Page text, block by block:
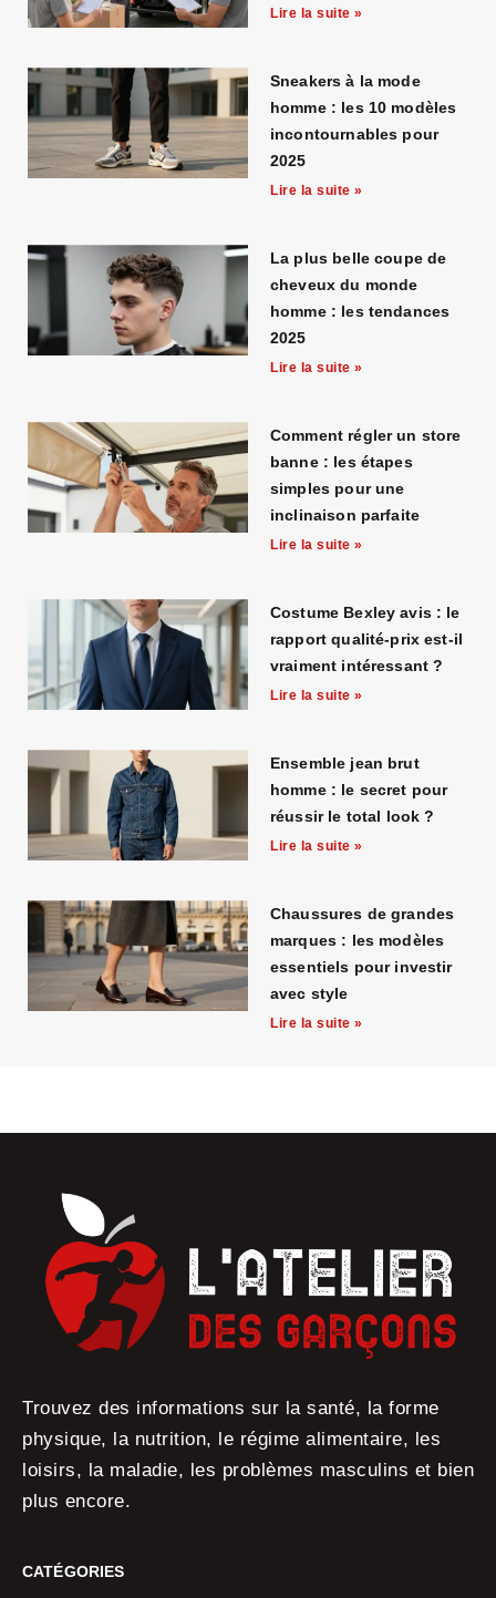
Lire la suite »
Sneakers à la mode
homme : les 10 modèles
incontournables pour
2025
Lire la suite »
La plus belle coupe de
cheveux du monde
homme : les tendances
2025
Lire la suite »
Comment régler un store
banne : les étapes
simples pour une
inclinaison parfaite
Lire la suite »
Costume Bexley avis : le
rapport qualité-prix est-il
vraiment intéressant ?
Lire la suite »
Ensemble jean brut
homme : le secret pour
réussir le total look ?
Lire la suite »
Chaussures de grandes
marques : les modèles
essentiels pour investir
avec style
Lire la suite »
Trouvez des informations sur la santé, la forme
physique, la nutrition, le régime alimentaire, les
loisirs, la maladie, les problèmes masculins et bien
plus encore.
CATÉGORIES